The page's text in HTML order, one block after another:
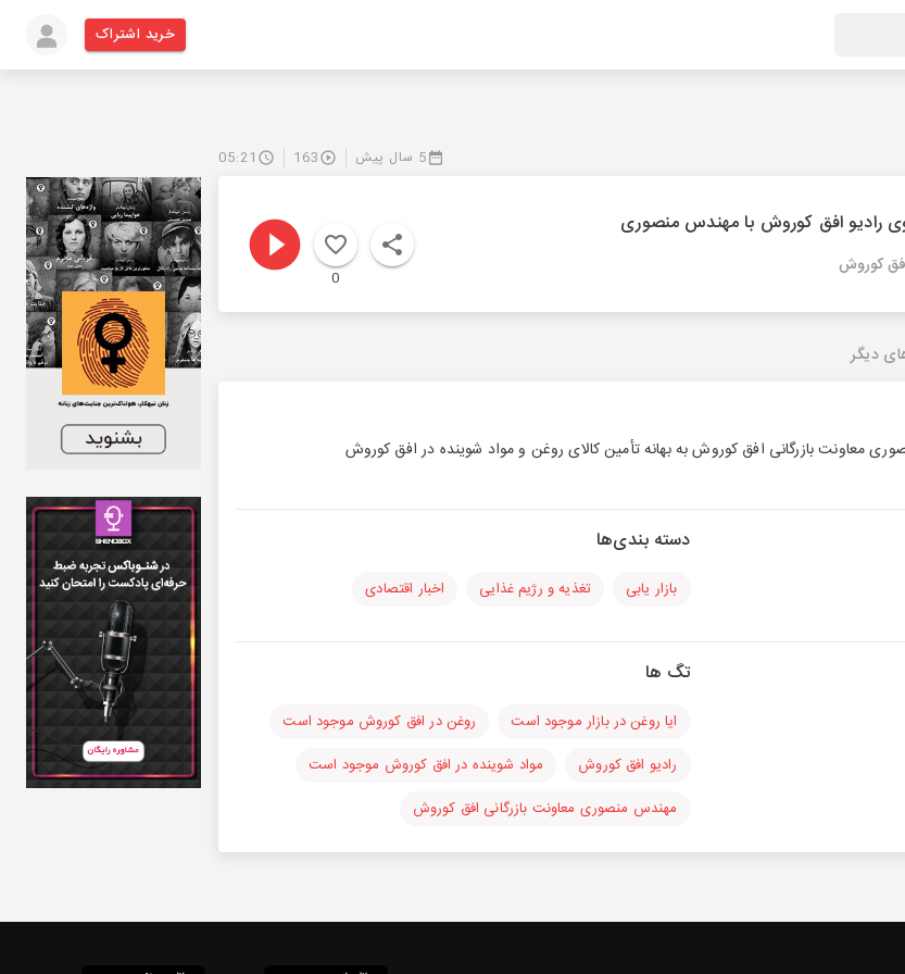
خرید اشتراک
5 سال پیش 163
05:21
رادیو افق کوروش با مهندس منصوری
کوروش
0
دیگر
معاونت بازرگانی افق کوروش به بهانه تأمین کالای روغن و مواد شوینده در افق کوروش
دسته بندی‌ها
بازار یابی تغذیه و رژیم غذایی اخبار اقتصادی
تگ ها
ایا روغن در بازار موجود است
روغن در افق کوروش موجود است
رادیو افق کوروش
مواد شوینده در افق کوروش موجود است
مهندس منصوری معاونت بازرگانی افق کوروش